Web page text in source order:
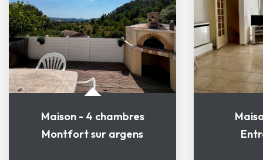
Maison - 4 chambres
Montfort sur argens